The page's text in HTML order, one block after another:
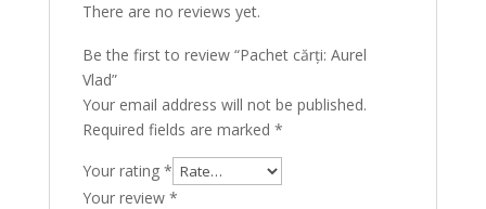
There are no reviews yet.
Be the first to review “Pachet cărți: Aurel
Vlad”
Your email address will not be published.
Required fields are marked *
Your rating *
Your review *